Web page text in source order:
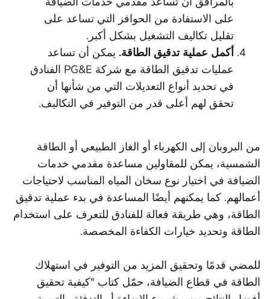
على الاستفادة من الحوافز التي تساعد على
تقليل تكاليف التشغيل بشكل أكبر.
أكمل عملية تدقيق الطاقة. يمكن أن تساعد
عمليات تدقيق الطاقة مع شركة PG&E الفنادق
في تحديد أنواع التعديلات التي من شأنها أن
تحقق لهم أعلى قدر من التوفير في التكاليف.
من البروبان إلى الكهرباء أو الغاز الطبيعي أو الطاقة
الشمسية، يمكن للمقاولين مساعدة مقدمي خدمات
الضيافة في اختيار نوع سخان المياه المناسب لاحتياجات
أعمالهم. كما يمكنهم أيضًا المساعدة في بدء عملية تدقيق
الطاقة، وهي طريقة فعالة للفنادق للتعرف على استخدام
الطاقة وتحديد خيارات الكفاءة المخصصة.
للمضي قدمًا وتحقيق المزيد من التوفير في استهلاك
الطاقة في قطاع الضيافة، حمّل كتاب "كيفية تحقيق